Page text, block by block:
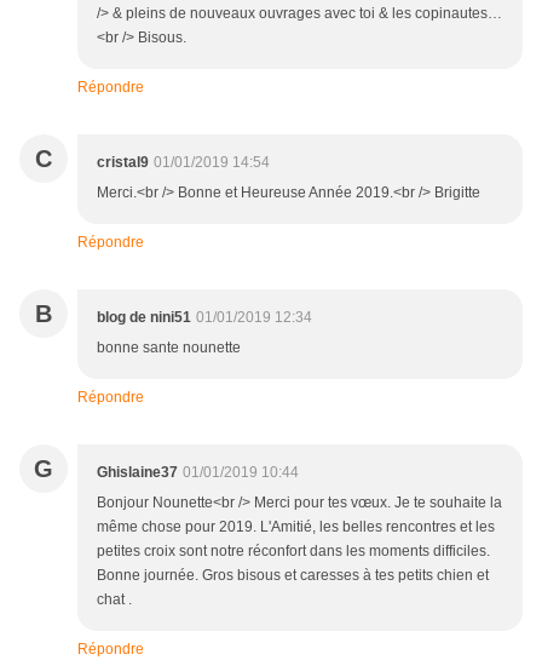
/> & pleins de nouveaux ouvrages avec toi & les copinautes…
<br /> Bisous.
Répondre
C cristal9 01/01/2019 14:54
Merci.<br /> Bonne et Heureuse Année 2019.<br /> Brigitte
Répondre
B blog de nini51 01/01/2019 12:34
bonne sante nounette
Répondre
G Ghislaine37 01/01/2019 10:44
Bonjour Nounette<br /> Merci pour tes vœux. Je te souhaite la
même chose pour 2019. L'Amitié, les belles rencontres et les
petites croix sont notre réconfort dans les moments difficiles.
Bonne journée. Gros bisous et caresses à tes petits chien et
chat .
Répondre